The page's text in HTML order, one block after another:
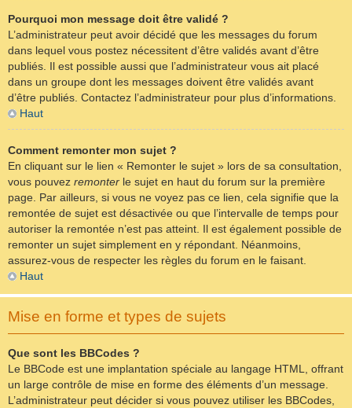
Pourquoi mon message doit être validé ?
L’administrateur peut avoir décidé que les messages du forum
dans lequel vous postez nécessitent d’être validés avant d’être
publiés. Il est possible aussi que l’administrateur vous ait placé
dans un groupe dont les messages doivent être validés avant
d’être publiés. Contactez l’administrateur pour plus d’informations.
Haut
Comment remonter mon sujet ?
En cliquant sur le lien « Remonter le sujet » lors de sa consultation,
vous pouvez remonter le sujet en haut du forum sur la première
page. Par ailleurs, si vous ne voyez pas ce lien, cela signifie que la
remontée de sujet est désactivée ou que l’intervalle de temps pour
autoriser la remontée n’est pas atteint. Il est également possible de
remonter un sujet simplement en y répondant. Néanmoins,
assurez-vous de respecter les règles du forum en le faisant.
Haut
Mise en forme et types de sujets
Que sont les BBCodes ?
Le BBCode est une implantation spéciale au langage HTML, offrant
un large contrôle de mise en forme des éléments d’un message.
L’administrateur peut décider si vous pouvez utiliser les BBCodes,